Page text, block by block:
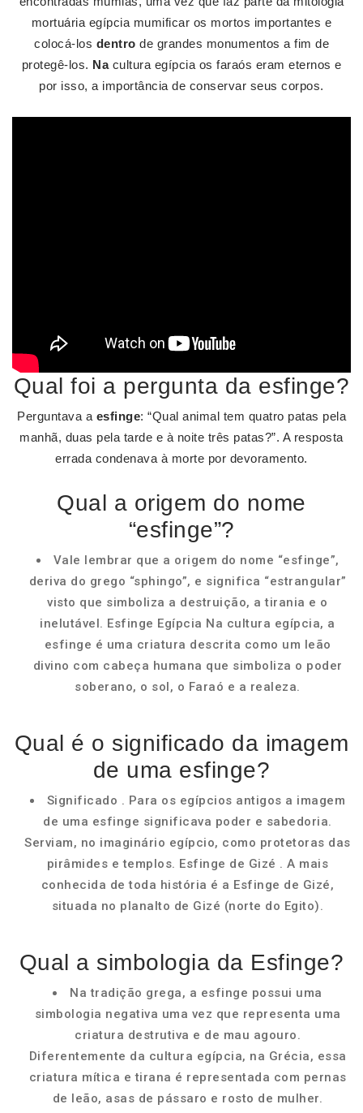
mortuária egípcia mumificar os mortos importantes e
colocá-los dentro de grandes monumentos a fim de
protegê-los. Nacultura egípcia os faraós eram eternos e
por isso, a importância de conservar seus corpos.
Qual foi a pergunta da esfinge?
Perguntava a esfinge: “Qual animal tem quatro patas pela
manhã, duas pela tarde e à noite três patas?”. A resposta
errada condenava à morte por devoramento.
Qual a origem do nome
“esfinge”?
Vale lembrar que a origem do nome “esfinge”,
deriva do grego “sphingo”, e significa “estrangular”
visto que simboliza a destruição, a tirania e o
inelutável. Esfinge Egípcia Na cultura egípcia, a
esfinge é uma criatura descrita como um leão
divino com cabeça humana que simboliza o poder
soberano, o sol, o Faraó e a realeza.
Qual é o significado da imagem
de uma esfinge?
Significado . Para os egípcios antigos a imagem
de uma esfinge significava poder e sabedoria.
Serviam, no imaginário egípcio, como protetoras das
pirâmides e templos. Esfinge de Gizé . A mais
conhecida de toda história é a Esfinge de Gizé,
situada no planalto de Gizé (norte do Egito).
Qual a simbologia da Esfinge?
Na tradição grega, a esfinge possui uma
simbologia negativa uma vez que representa uma
criatura destrutiva e de mau agouro.
Diferentemente da cultura egípcia, na Grécia, essa
criatura mítica e tirana é representada com pernas
de leão, asas de pássaro e rosto de mulher.